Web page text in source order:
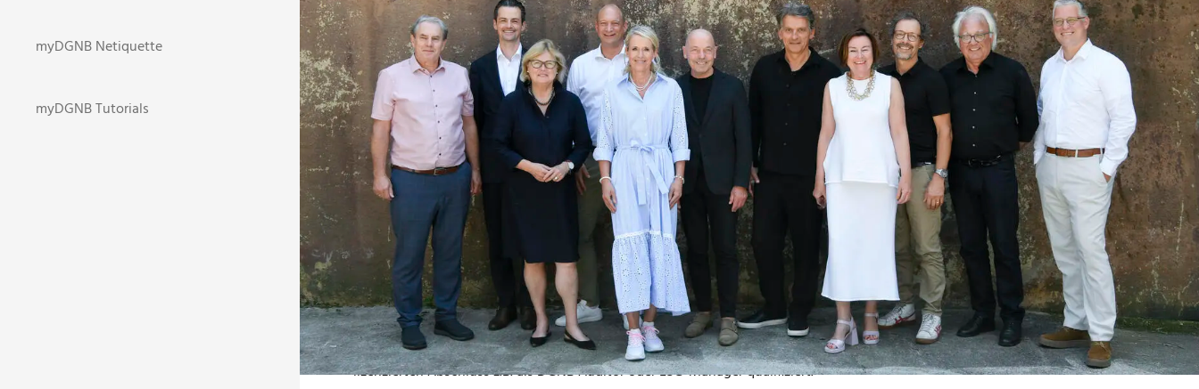
8. Juli 2025
DGNB weiter auf Wachstumskurs und mit vier neuen Mitgliedern im Präsidium
Im Rahmen ihrer Mitgliederversammlung am 25. Juni 2025 in Stuttgart hat die Deutsche Gesellschaft für Nachhaltiges
Bauen (DGNB) Zahlen zu ihrer Geschäftsentwicklung im Jahr 2024 präsentiert. Zusätzlich wählten die Vereinsmitglieder
ein neues Präsidium für die kommenden zwei Jahre. Um dem starken Wachstum der Non-Profit-Organisation Rechnung
zu tragen, wurde das höchste ehrenamtliche Gremium von zehn auf 13 Personen vergrößert. Mit Jens Böhnlein, Dr.
Andreas Gruber, Markus Müller und Nicole Wallner sind ab sofort vier neue Mitglieder mit sehr unterschiedlichen
Fachexpertisen im Präsidium vertreten.
Obwohl viele Unternehmen der Bau- und Immobilienwirtschaft seit einiger Zeit große wirtschaftliche Schwierigkeiten
haben, ist die DGNB als Non-Profit-Organisation in den letzten vier Jahren enorm gewachsen. Die Anzahl an
Mitgliedsorganisationen im Verein hat sich seit 2020 mehr als verdoppelt, auf 2.820 Vollmitglieder zum Jahresende 2024.
In der DGNB Akademie, der Fort- und Weiterbildungsplattform der DGNB, lag der Jahresumsatz 2024 sechsmal höher als
noch im Jahr 2020. Rund 3.000 Personen haben sich allein im letzten Jahr über die Fortbildungsangebote mit einem
lizenzierten Abschluss z.B. als DGNB Auditor oder ESG-Manager qualifiziert.
myDGNB Netiquette
myDGNB Tutorials